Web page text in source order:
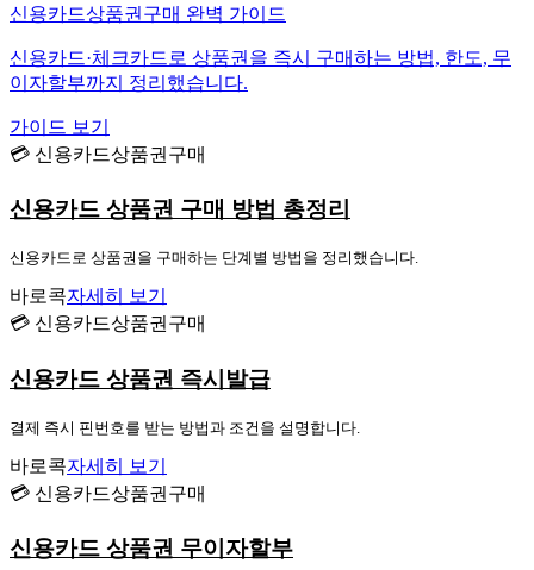
신용카드상품권구매 완벽 가이드
신용카드·체크카드로 상품권을 즉시 구매하는 방법, 한도, 무
이자할부까지 정리했습니다.
가이드 보기
💳 신용카드상품권구매
신용카드 상품권 구매 방법 총정리
신용카드로 상품권을 구매하는 단계별 방법을 정리했습니다.
바로콕자세히 보기
💳 신용카드상품권구매
신용카드 상품권 즉시발급
결제 즉시 핀번호를 받는 방법과 조건을 설명합니다.
바로콕자세히 보기
💳 신용카드상품권구매
신용카드 상품권 무이자할부